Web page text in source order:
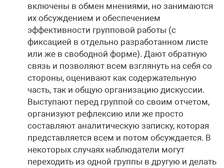
включены в обмен мнениями, но занимаются
их обсуждением и обеспечением
эффективности групповой работы (с
фиксацией в отдельно разработанном листе
или же в свободной форме). Дают обратную
связь и позволяют всем взглянуть на себя со
стороны, оценивают как содержательную
часть, так и общую организацию дискуссии.
Выступают перед группой со своим отчетом,
организуют рефлексию или же просто
составляют аналитическую записку, которая
представляется всем и потом обсуждается. В
некоторых случаях наблюдатели могут
переходить из одной группы в другую и делать